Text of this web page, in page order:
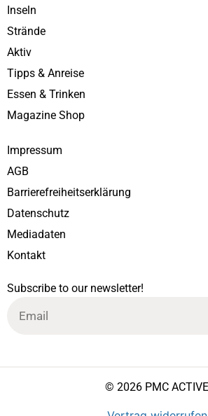
Inseln
Strände
Aktiv
Tipps & Anreise
Essen & Trinken
Magazine Shop
Impressum
AGB
Barrierefreiheitserklärung
Datenschutz
Mediadaten
Kontakt
Subscribe to our newsletter!
© 2026 PMC ACTIVE